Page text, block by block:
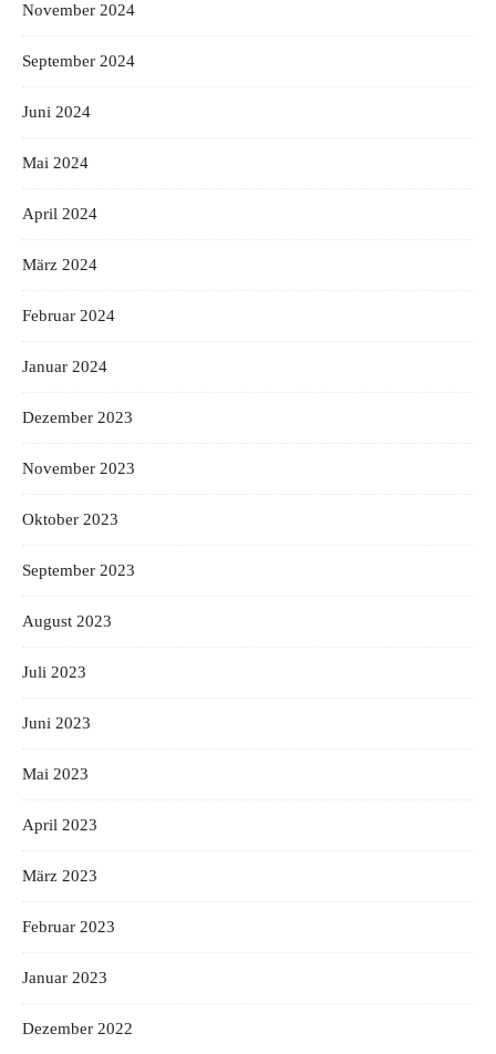
November 2024
September 2024
Juni 2024
Mai 2024
April 2024
März 2024
Februar 2024
Januar 2024
Dezember 2023
November 2023
Oktober 2023
September 2023
August 2023
Juli 2023
Juni 2023
Mai 2023
April 2023
März 2023
Februar 2023
Januar 2023
Dezember 2022